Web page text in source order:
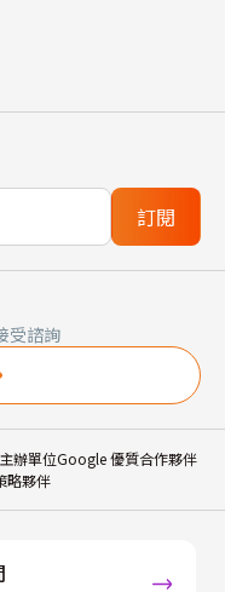
訂閱
受諮詢
辦單位Google 優質合作夥伴
略夥伴